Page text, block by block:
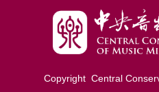
Copyright Central